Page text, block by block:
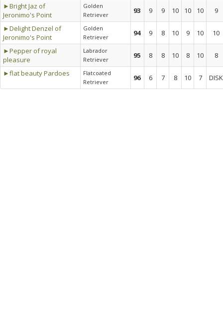
►Bright Jaz of
Jeronimo's Point
Golden
Retriever
93 9 9 10 10 10
9
►Delight Denzel of
Jeronimo's Point
Golden
Retriever
94 9 8 10 9 10
10
►Pepper of royal
pleasure
Labrador
Retriever
95 8 8 10 8 10
8
►flat beauty Pardoes
Flatcoated
Retriever
96 6 7 8 10 7 DISK